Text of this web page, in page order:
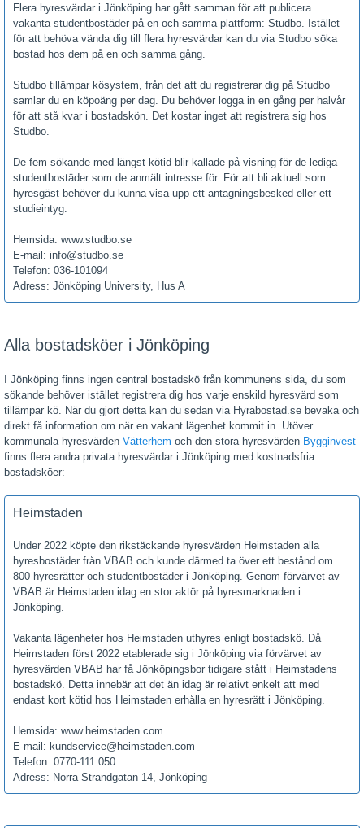
Flera hyresvärdar i Jönköping har gått samman för att publicera
vakanta studentbostäder på en och samma plattform: Studbo. Istället
för att behöva vända dig till flera hyresvärdar kan du via Studbo söka
bostad hos dem på en och samma gång.
Studbo tillämpar kösystem, från det att du registrerar dig på Studbo
samlar du en köpoäng per dag. Du behöver logga in en gång per halvår
för att stå kvar i bostadskön. Det kostar inget att registrera sig hos
Studbo.
De fem sökande med längst kötid blir kallade på visning för de lediga
studentbostäder som de anmält intresse för. För att bli aktuell som
hyresgäst behöver du kunna visa upp ett antagningsbesked eller ett
studieintyg.
Hemsida: www.studbo.se
E-mail: info@studbo.se
Telefon: 036-101094
Adress: Jönköping University, Hus A
Alla bostadsköer i Jönköping
I Jönköping finns ingen central bostadskö från kommunens sida, du som
sökande behöver istället registrera dig hos varje enskild hyresvärd som
tillämpar kö. När du gjort detta kan du sedan via Hyrabostad.se bevaka och
direkt få information om när en vakant lägenhet kommit in. Utöver
kommunala hyresvärden Vätterhem och den stora hyresvärden Bygginvest
finns flera andra privata hyresvärdar i Jönköping med kostnadsfria
bostadsköer:
Heimstaden
Under 2022 köpte den rikstäckande hyresvärden Heimstaden alla
hyresbostäder från VBAB och kunde därmed ta över ett bestånd om
800 hyresrätter och studentbostäder i Jönköping. Genom förvärvet av
VBAB är Heimstaden idag en stor aktör på hyresmarknaden i
Jönköping.
Vakanta lägenheter hos Heimstaden uthyres enligt bostadskö. Då
Heimstaden först 2022 etablerade sig i Jönköping via förvärvet av
hyresvärden VBAB har få Jönköpingsbor tidigare stått i Heimstadens
bostadskö. Detta innebär att det än idag är relativt enkelt att med
endast kort kötid hos Heimstaden erhålla en hyresrätt i Jönköping.
Hemsida: www.heimstaden.com
E-mail: kundservice@heimstaden.com
Telefon: 0770-111 050
Adress: Norra Strandgatan 14, Jönköping